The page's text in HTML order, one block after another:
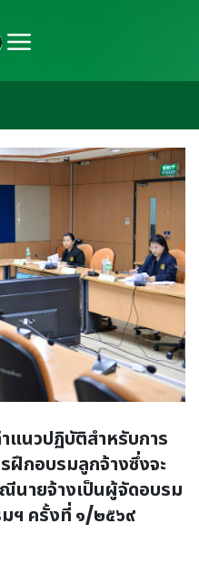
แนวปฏิบัติสำหรับการ
ฝึกอบรมลูกจ้างซึ่งจะ
นายจ้างเป็นผู้จัดอบรม
ฯ ครั้งที่ ๑/๒๕๖๙